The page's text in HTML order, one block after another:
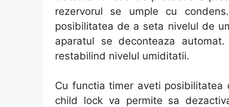
rezervorul se umple cu
posibilitatea de a seta nivelul de
aparatul se deconteaza
restabilind nivelul umiditatii.
Cu functia timer aveti
child lock va permite sa